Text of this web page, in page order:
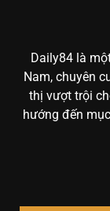
Daily84 là
Nam, chuyên
thị vượt trội
hướng đến